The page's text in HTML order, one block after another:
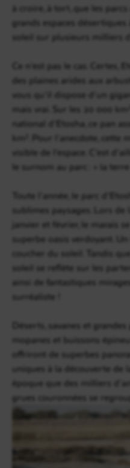
à croire, à tort, que les parcs
grands espaces
soleil sur plusieurs milliers
Ce n’est pas le cas.
des plaines arides aux
vous qu’il dispose d’un
mais vrai. Sur les 20 000
national d’Etosha, ce pan
km². Pour l’anecdote, cette
visible de l’espace. C’est
le surnom au parc : « la terre
Toute l’année, le parc
sublimes paysages. Lors
janvier et février, le marais
superbe oasis verdoyant.
coucher du soleil. Tandis
soleil se reflète sur les
ainsi de fantastiques
surréaliste !
Déserts, savanes et
mopanes et buissons
offriront de superbes
uniques à la découverte de
époque que des milliers
grues couronnées se